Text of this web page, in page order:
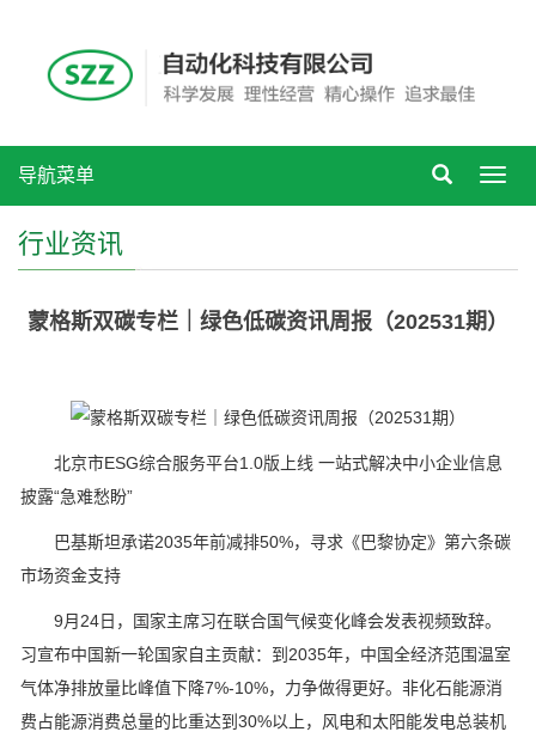
导航菜单
行业资讯
蒙格斯双碳专栏｜绿色低碳资讯周报（202531期）
北京市ESG综合服务平台1.0版上线 一站式解决中小企业信息
披露“急难愁盼”
巴基斯坦承诺2035年前减排50%，寻求《巴黎协定》第六条碳
市场资金支持
9月24日，国家主席习在联合国气候变化峰会发表视频致辞。
习宣布中国新一轮国家自主贡献：到2035年，中国全经济范围温室
气体净排放量比峰值下降7%-10%，力争做得更好。非化石能源消
费占能源消费总量的比重达到30%以上，风电和太阳能发电总装机